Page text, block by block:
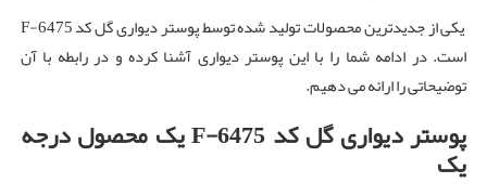
یکی از جدیدترین محصولات تولید شده توسط پوستر دیواری گل کد F-6475
است. در ادامه شما را با این پوستر دیواری آشنا کرده و در رابطه با آن
توضیحاتی را ارائه می دهیم.
پوستر دیواری گل کدF-6475یک محصول درجه
یک